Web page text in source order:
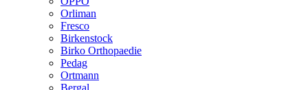
Orliman
Fresco
Birkenstock
Birko Orthopaedie
Pedag
Ortmann
Bergal